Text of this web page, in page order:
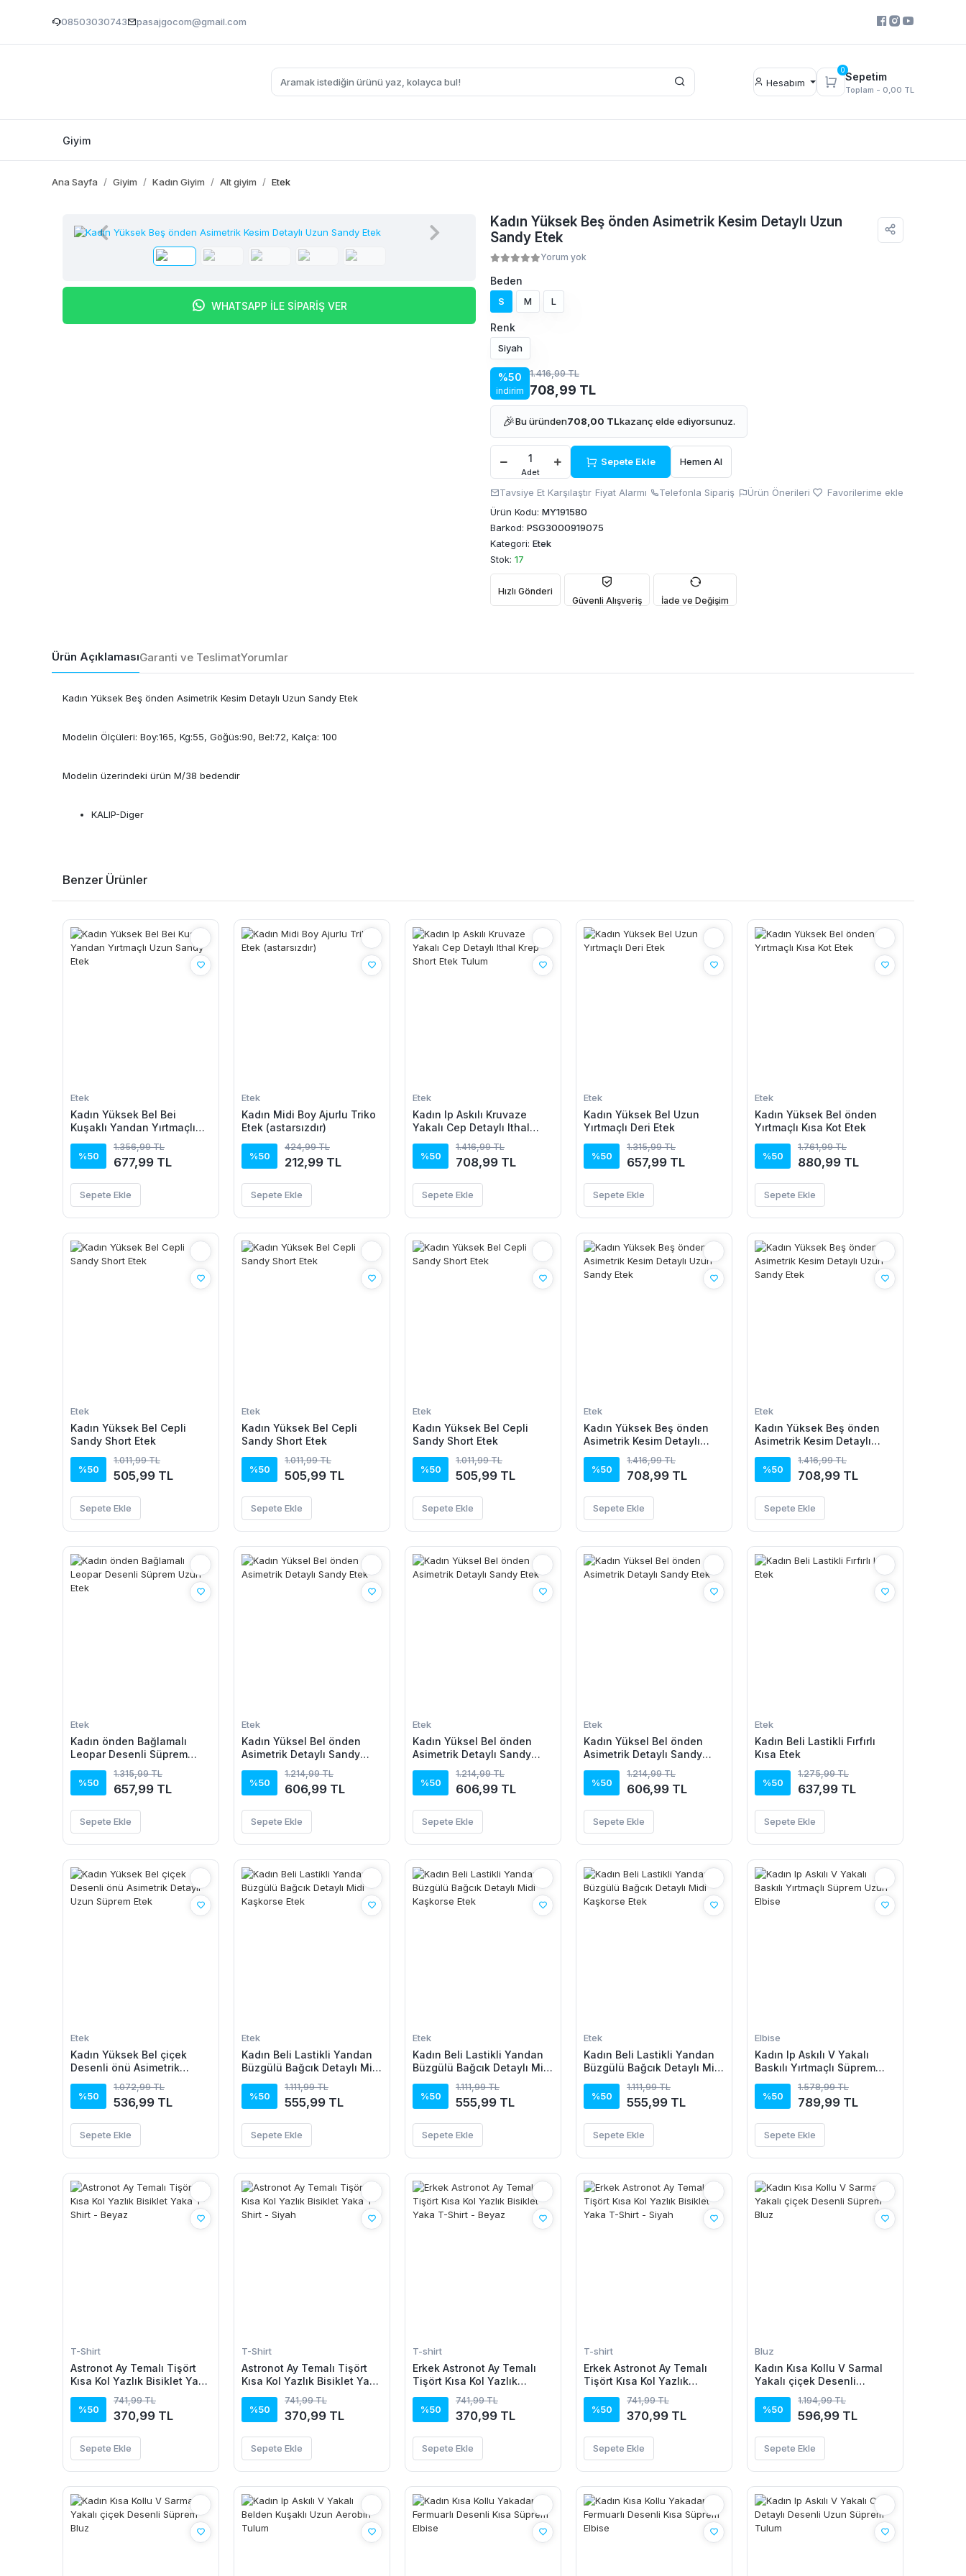
08503030743 pasajgocom@gmail.com
Hesabım
0
Sepetim
Toplam - 0,00 TL
Giyim
Ana Sayfa Giyim Kadın Giyim Alt giyim Etek
WHATSAPP İLE SİPARİŞ VER
Kadın Yüksek Beş önden Asimetrik Kesim Detaylı Uzun
Sandy Etek
Yorum yok
Beden
S M L
Renk
Siyah
%50
indirim
1.416,99 TL
708,99 TL
🎉Bu üründen708,00 TLkazanç elde ediyorsunuz.
Adet
Sepete Ekle Hemen Al
Tavsiye Et Karşılaştır Fiyat Alarmı Telefonla Sipariş Ürün Önerileri
Favorilerime ekle
Ürün Kodu: MY191580
Barkod: PSG3000919075
Kategori: Etek
Stok: 17
Hızlı Gönderi
Güvenli Alışveriş
İade ve Değişim
Ürün AçıklamasıGaranti ve TeslimatYorumlar
Kadın Yüksek Beş önden Asimetrik Kesim Detaylı Uzun Sandy Etek
Modelin Ölçüleri: Boy:165, Kg:55, Göğüs:90, Bel:72, Kalça: 100
Modelin üzerindeki ürün M/38 bedendir
KALIP-Diger
Benzer Ürünler
Etek
Kadın Yüksek Bel Bei
Kuşaklı Yandan Yırtmaçlı
%50
1.356,99 TL
677,99 TL
Sepete Ekle
Etek
Kadın Midi Boy Ajurlu Triko
Etek (astarsızdır)
%50
424,99 TL
212,99 TL
Sepete Ekle
Etek
Kadın Ip Askılı Kruvaze
Yakalı Cep Detaylı Ithal
%50
1.416,99 TL
708,99 TL
Sepete Ekle
Etek
Kadın Yüksek Bel Uzun
Yırtmaçlı Deri Etek
%50
1.315,99 TL
657,99 TL
Sepete Ekle
Etek
Kadın Yüksek Bel önden
Yırtmaçlı Kısa Kot Etek
%50
1.761,99 TL
880,99 TL
Sepete Ekle
Etek
Kadın Yüksek Bel Cepli
Sandy Short Etek
%50
1.011,99 TL
505,99 TL
Sepete Ekle
Etek
Kadın Yüksek Bel Cepli
Sandy Short Etek
%50
1.011,99 TL
505,99 TL
Sepete Ekle
Etek
Kadın Yüksek Bel Cepli
Sandy Short Etek
%50
1.011,99 TL
505,99 TL
Sepete Ekle
Etek
Kadın Yüksek Beş önden
Asimetrik Kesim Detaylı
%50
1.416,99 TL
708,99 TL
Sepete Ekle
Etek
Kadın Yüksek Beş önden
Asimetrik Kesim Detaylı
%50
1.416,99 TL
708,99 TL
Sepete Ekle
Etek
Kadın önden Bağlamalı
Leopar Desenli Süprem
%50
1.315,99 TL
657,99 TL
Sepete Ekle
Etek
Kadın Yüksel Bel önden
Asimetrik Detaylı Sandy
%50
1.214,99 TL
606,99 TL
Sepete Ekle
Etek
Kadın Yüksel Bel önden
Asimetrik Detaylı Sandy
%50
1.214,99 TL
606,99 TL
Sepete Ekle
Etek
Kadın Yüksel Bel önden
Asimetrik Detaylı Sandy
%50
1.214,99 TL
606,99 TL
Sepete Ekle
Etek
Kadın Beli Lastikli Fırfırlı
Kısa Etek
%50
1.275,99 TL
637,99 TL
Sepete Ekle
Etek
Kadın Yüksek Bel çiçek
Desenli önü Asimetrik
%50
1.072,99 TL
536,99 TL
Sepete Ekle
Etek
Kadın Beli Lastikli Yandan
Büzgülü Bağcık Detaylı Midi
%50
1.111,99 TL
555,99 TL
Sepete Ekle
Etek
Kadın Beli Lastikli Yandan
Büzgülü Bağcık Detaylı Midi
%50
1.111,99 TL
555,99 TL
Sepete Ekle
Etek
Kadın Beli Lastikli Yandan
Büzgülü Bağcık Detaylı Midi
%50
1.111,99 TL
555,99 TL
Sepete Ekle
Elbise
Kadın Ip Askılı V Yakalı
Baskılı Yırtmaçlı Süprem
%50
1.578,99 TL
789,99 TL
Sepete Ekle
T-Shirt
Astronot Ay Temalı Tişört
Kısa Kol Yazlık Bisiklet Yaka
%50
741,99 TL
370,99 TL
Sepete Ekle
T-Shirt
Astronot Ay Temalı Tişört
Kısa Kol Yazlık Bisiklet Yaka
%50
741,99 TL
370,99 TL
Sepete Ekle
T-shirt
Erkek Astronot Ay Temalı
Tişört Kısa Kol Yazlık
Beyaz
%50
741,99 TL
370,99 TL
Sepete Ekle
T-shirt
Erkek Astronot Ay Temalı
Tişört Kısa Kol Yazlık
%50
741,99 TL
370,99 TL
Sepete Ekle
Bluz
Kadın Kısa Kollu V Sarmal
Yakalı çiçek Desenli
%50
1.194,99 TL
596,99 TL
Sepete Ekle